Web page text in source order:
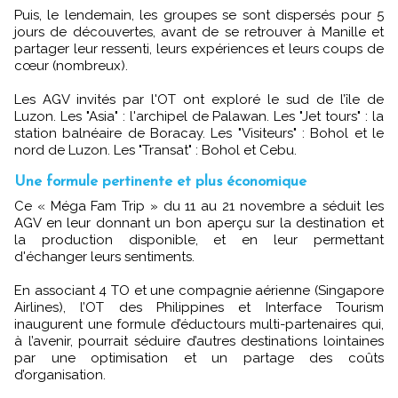
Puis, le lendemain, les groupes se sont dispersés pour 5
jours de découvertes, avant de se retrouver à Manille et
partager leur ressenti, leurs expériences et leurs coups de
cœur (nombreux).
Les AGV invités par l'OT ont exploré le sud de l’île de
Luzon. Les "Asia" : l'archipel de Palawan. Les "Jet tours" : la
station balnéaire de Boracay. Les "Visiteurs" : Bohol et le
nord de Luzon. Les "Transat" : Bohol et Cebu.
Une formule pertinente et plus économique
Ce « Méga Fam Trip » du 11 au 21 novembre a séduit les
AGV en leur donnant un bon aperçu sur la destination et
la production disponible, et en leur permettant
d'échanger leurs sentiments.
En associant 4 TO et une compagnie aérienne (Singapore
Airlines), l’OT des Philippines et Interface Tourism
inaugurent une formule d’éductours multi-partenaires qui,
à l’avenir, pourrait séduire d’autres destinations lointaines
par une optimisation et un partage des coûts
d’organisation.